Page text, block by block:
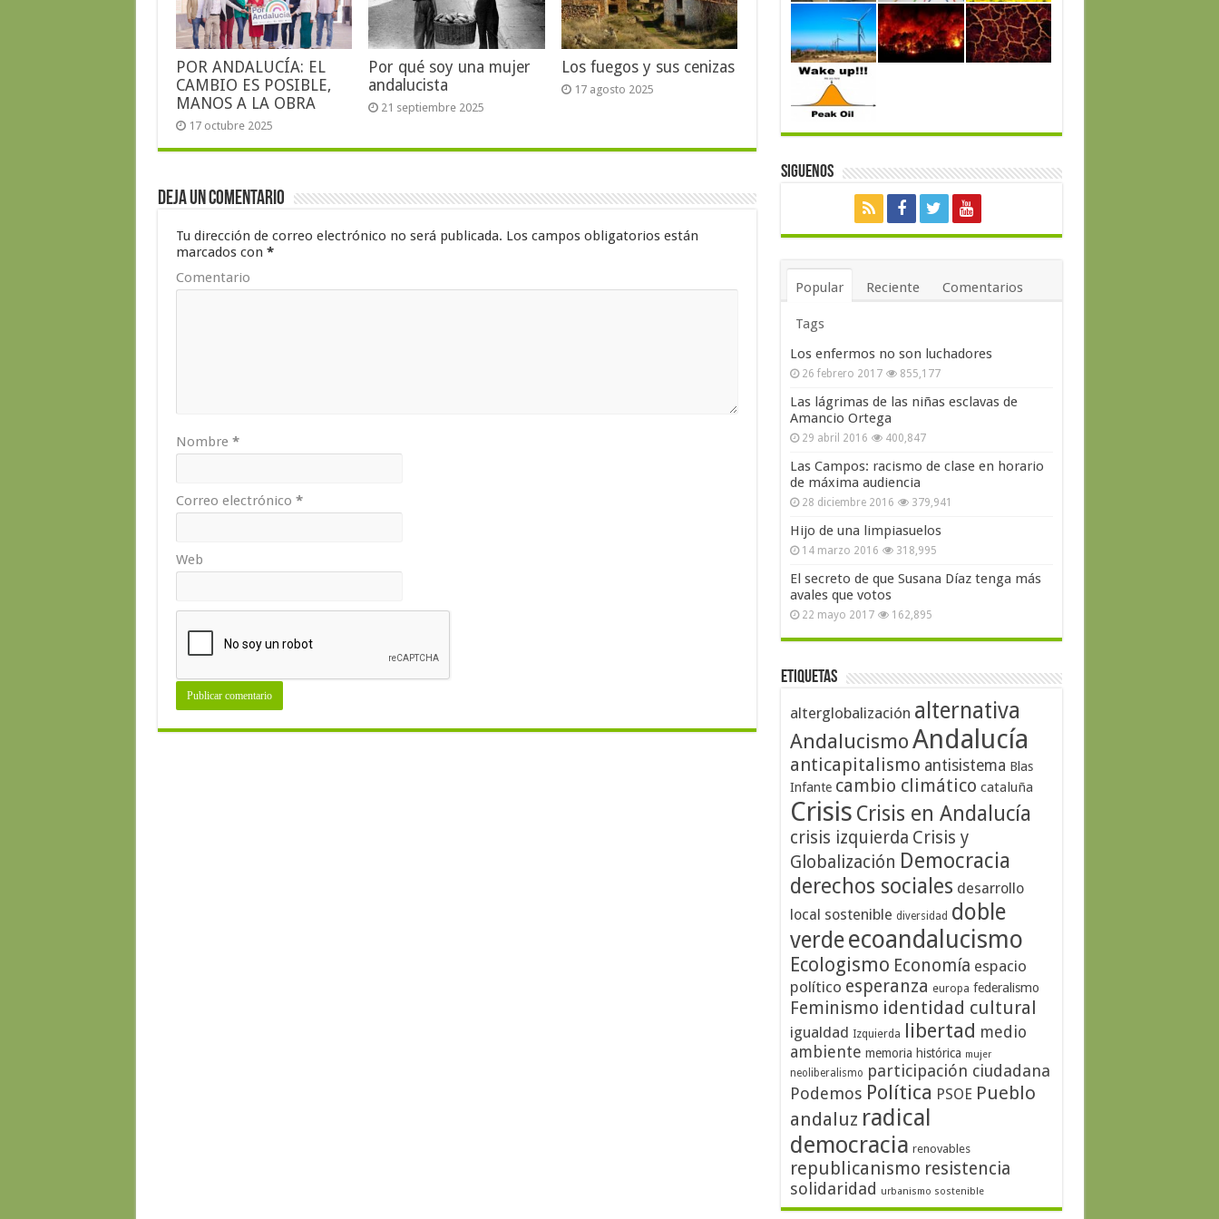
POR ANDALUCÍA: EL
CAMBIO ES POSIBLE,
MANOS A LA OBRA
17 octubre 2025
Por qué soy una mujer
andalucista
21 septiembre 2025
Los fuegos y sus cenizas
17 agosto 2025
Deja un comentario
Tu dirección de correo electrónico no será publicada. Los campos obligatorios están
marcados con *
Comentario
Nombre *
Correo electrónico *
Web
Siguenos
Popular Reciente Comentarios
Tags
Los enfermos no son luchadores
26 febrero 2017 855,177
Las lágrimas de las niñas esclavas de
Amancio Ortega
29 abril 2016 400,847
Las Campos: racismo de clase en horario
de máxima audiencia
28 diciembre 2016 379,941
Hijo de una limpiasuelos
14 marzo 2016 318,995
El secreto de que Susana Díaz tenga más
avales que votos
22 mayo 2017 162,895
Etiquetas
alterglobalización alternativa
AndalucismoAndalucía
anticapitalismo antisistema Blas
Infante cambio climático cataluña
Crisis Crisis en Andalucía
crisis izquierda Crisis y
Globalización Democracia
derechos sociales desarrollo
local sostenible diversidad doble
verdeecoandalucismo
Ecologismo Economía espacio
político esperanza europa federalismo
Feminismo identidad cultural
igualdad Izquierda libertad medio
ambiente memoria histórica mujer
neoliberalismo participación ciudadana
Podemos Política PSOE Pueblo
andaluz radical
democracia renovables
republicanismo resistencia
solidaridad urbanismo sostenible